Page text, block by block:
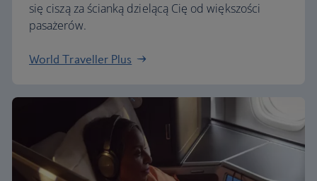
się ciszą za ścianką dzielącą Cię od większości
pasażerów.
World Traveller Plus